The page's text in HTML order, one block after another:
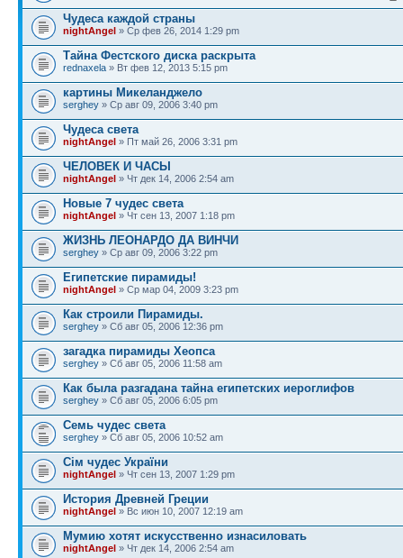
Чудеса каждой страны
nightAngel » Ср фев 26, 2014 1:29 pm
Тайна Фестского диска раскрыта
rednaxela » Вт фев 12, 2013 5:15 pm
картины Микеланджело
serghey » Ср авг 09, 2006 3:40 pm
Чудеса света
nightAngel » Пт май 26, 2006 3:31 pm
ЧЕЛОВЕК И ЧАСЫ
nightAngel » Чт дек 14, 2006 2:54 am
Новые 7 чудес света
nightAngel » Чт сен 13, 2007 1:18 pm
ЖИЗНЬ ЛЕОНАРДО ДА ВИНЧИ
serghey » Ср авг 09, 2006 3:22 pm
Египетские пирамиды!
nightAngel » Ср мар 04, 2009 3:23 pm
Как строили Пирамиды.
serghey » Сб авг 05, 2006 12:36 pm
загадка пирамиды Хеопса
serghey » Сб авг 05, 2006 11:58 am
Как была разгадана тайна египетских иероглифов
serghey » Сб авг 05, 2006 6:05 pm
Семь чудес света
serghey » Сб авг 05, 2006 10:52 am
Сім чудес України
nightAngel » Чт сен 13, 2007 1:29 pm
История Древней Греции
nightAngel » Вс июн 10, 2007 12:19 am
Мумию хотят искусственно изнасиловать
nightAngel » Чт дек 14, 2006 2:54 am